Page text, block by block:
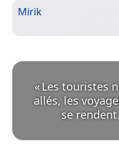
Mirik
«Les touristes
allés, les
se rendent.